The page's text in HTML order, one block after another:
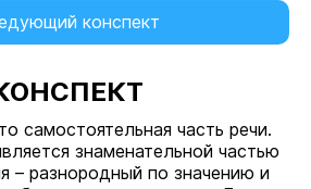
конспект
самостоятельная часть речи.
знаменательной частью
– разнородный по значению и